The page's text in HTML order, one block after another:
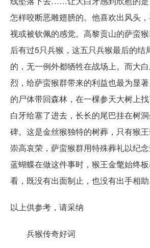
怎样咬断恶雕翅膀的。他喜欢出风头
视或被钦佩的感觉。高黎贡山的萨蛮
后有过5只兵猴，这五只兵猴最后的结
的，无一例外都牺牲在战场上。而大
烈，给萨蛮猴群带来的利益也最为显
的尸体带回森林，在一棵参天大树上
白牙给塞了进去，长长的尾巴挂在树
碑。这是金丝猴独特的树葬，只有猴
崇高哀荣，萨蛮猴群用特殊葬礼以纪念
蓝蝴蝶在做这件事时，猴王金氅始终
看，既没有出面制止，也没有出手相助
以上供参考，请采纳
兵猴传奇好词